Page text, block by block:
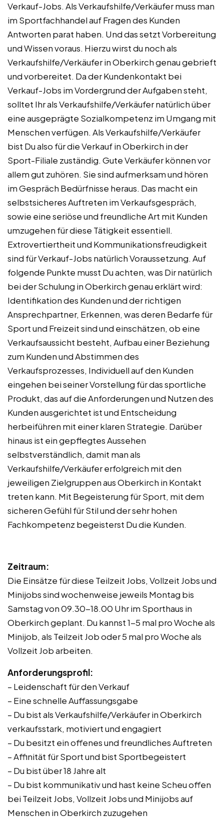
Verkauf-Jobs. Als Verkaufshilfe/Verkäufer muss man
im Sportfachhandel auf Fragen des Kunden
Antworten parat haben. Und das setzt Vorbereitung
und Wissen voraus. Hierzu wirst du noch als
Verkaufshilfe/Verkäufer in Oberkirch genau gebrieft
und vorbereitet. Da der Kundenkontakt bei
Verkauf-Jobs im Vordergrund der Aufgaben steht,
solltet Ihr als Verkaufshilfe/Verkäufer natürlich über
eine ausgeprägte Sozialkompetenz im Umgang mit
Menschen verfügen. Als Verkaufshilfe/Verkäufer
bist Du also für die Verkauf in Oberkirch in der
Sport-Filiale zuständig. Gute Verkäufer können vor
allem gut zuhören. Sie sind aufmerksam und hören
im Gespräch Bedürfnisse heraus. Das macht ein
selbstsicheres Auftreten im Verkaufsgespräch,
sowie eine seriöse und freundliche Art mit Kunden
umzugehen für diese Tätigkeit essentiell.
Extrovertiertheit und Kommunikationsfreudigkeit
sind für Verkauf-Jobs natürlich Voraussetzung. Auf
folgende Punkte musst Du achten, was Dir natürlich
bei der Schulung in Oberkirch genau erklärt wird:
Identifikation des Kunden und der richtigen
Ansprechpartner, Erkennen, was deren Bedarfe für
Sport und Freizeit sind und einschätzen, ob eine
Verkaufsaussicht besteht, Aufbau einer Beziehung
zum Kunden und Abstimmen des
Verkaufsprozesses, Individuell auf den Kunden
eingehen bei seiner Vorstellung für das sportliche
Produkt, das auf die Anforderungen und Nutzen des
Kunden ausgerichtet ist und Entscheidung
herbeiführen mit einer klaren Strategie. Darüber
hinaus ist ein gepflegtes Aussehen
selbstverständlich, damit man als
Verkaufshilfe/Verkäufer erfolgreich mit den
jeweiligen Zielgruppen aus Oberkirch in Kontakt
treten kann. Mit Begeisterung für Sport, mit dem
sicheren Gefühl für Stil und der sehr hohen
Fachkompetenz begeisterst Du die Kunden.
Zeitraum:
Die Einsätze für diese Teilzeit Jobs, Vollzeit Jobs und
Minijobs sind wochenweise jeweils Montag bis
Samstag von 09.30-18.00 Uhr im Sporthaus in
Oberkirch geplant. Du kannst 1-5 mal pro Woche als
Minijob, als Teilzeit Job oder 5 mal pro Woche als
Vollzeit Job arbeiten.
Anforderungsprofil:
– Leidenschaft für den Verkauf
– Eine schnelle Auffassungsgabe
– Du bist als Verkaufshilfe/Verkäufer in Oberkirch
verkaufsstark, motiviert und engagiert
– Du besitzt ein offenes und freundliches Auftreten
– Affinität für Sport und bist Sportbegeistert
– Du bist über 18 Jahre alt
– Du bist kommunikativ und hast keine Scheu offen
bei Teilzeit Jobs, Vollzeit Jobs und Minijobs auf
Menschen in Oberkirch zuzugehen